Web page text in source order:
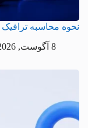
نحوه محاسبه
8 آگوست, 2026